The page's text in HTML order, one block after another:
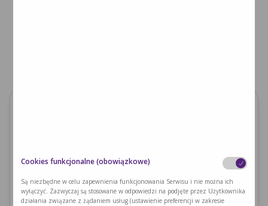
Forma:
Równoważnik białka:
Cookies funkcjonalne (obowiązkowe)
Są niezbędne w celu zapewnienia funkcjonowania Serwisu i nie można ich
wyłączyć. Zazwyczaj są stosowane w odpowiedzi na podjęte przez Użytkownika
działania związane z żądaniem usług (ustawienie preferencji w zakresie